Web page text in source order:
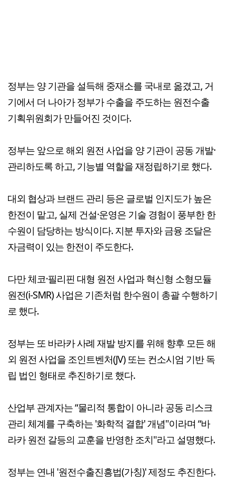
정부는 양 기관을 설득해 중재소를 국내로 옮겼고, 거
기에서 더 나아가 정부가 수출을 주도하는 원전수출
기획위원회가 만들어진 것이다.
정부는 앞으로 해외 원전 사업을 양 기관이 공동 개발·
관리하도록 하고, 기능별 역할을 재정립하기로 했다.
대외 협상과 브랜드 관리 등은 글로벌 인지도가 높은
한전이 맡고, 실제 건설·운영은 기술 경험이 풍부한 한
수원이 담당하는 방식이다. 지분 투자와 금융 조달은
자금력이 있는 한전이 주도한다.
다만 체코·필리핀 대형 원전 사업과 혁신형 소형모듈
원전(i-SMR) 사업은 기존처럼 한수원이 총괄 수행하기
로 했다.
정부는 또 바라카 사례 재발 방지를 위해 향후 모든 해
외 원전 사업을 조인트벤처(JV) 또는 컨소시엄 기반 독
립 법인 형태로 추진하기로 했다.
산업부 관계자는 “물리적 통합이 아니라 공동 리스크
관리 체계를 구축하는 '화학적 결합' 개념"이라며 “바
라카 원전 갈등의 교훈을 반영한 조치"라고 설명했다.
정부는 연내 '원전수출진흥법(가칭)' 제정도 추진한다.